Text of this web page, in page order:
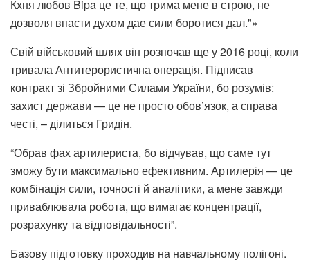
Свій військовий шлях він розпочав ще у 2016 році, коли
тривала Антитерористична операція. Підписав
контракт зі Збройними Силами України, бо розумів:
захист держави — це не просто обов’язок, а справа
честі, – ділиться Гридін.
“Обрав фах артилериста, бо відчував, що саме тут
зможу бути максимально ефективним. Артилерія — це
комбінація сили, точності й аналітики, а мене завжди
приваблювала робота, що вимагає концентрації,
розрахунку та відповідальності”.
Базову підготовку проходив на навчальному полігоні.